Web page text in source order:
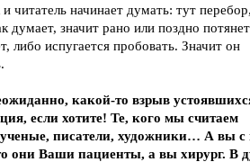
читатель начинает думать: тут
думает, значит рано или поздно
либо испугается пробовать. Значит он
какой-то взрыв
если хотите! Те, кого мы считаем
писатели, художники… А вы с
они Ваши пациенты, а вы хирург. В